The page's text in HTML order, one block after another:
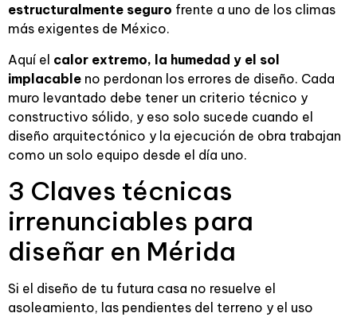
estructuralmente seguro frente a uno de los climas
más exigentes de México.
Aquí el calor extremo, la humedad y el sol
implacable no perdonan los errores de diseño. Cada
muro levantado debe tener un criterio técnico y
constructivo sólido, y eso solo sucede cuando el
diseño arquitectónico y la ejecución de obra trabajan
como un solo equipo desde el día uno.
3 Claves técnicas
irrenunciables para
diseñar en Mérida
Si el diseño de tu futura casa no resuelve el
asoleamiento, las pendientes del terreno y el uso